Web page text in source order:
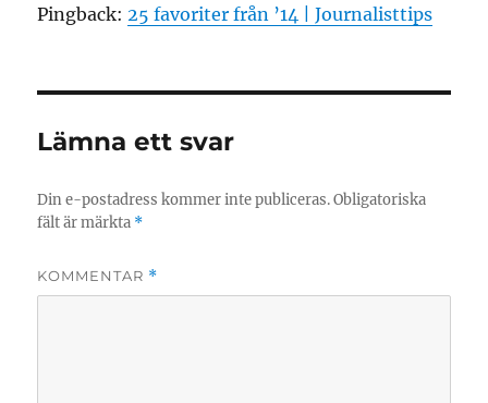
Pingback:25 favoriter från ’14 | Journalisttips
Lämna ett svar
Din e-postadress kommer inte publiceras. Obligatoriska
fält är märkta *
KOMMENTAR *